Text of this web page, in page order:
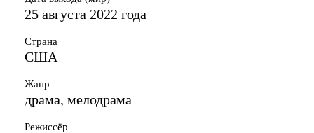
25 августа 2022 года
Страна
США
Жанр
драма, мелодрама
Режиссёр